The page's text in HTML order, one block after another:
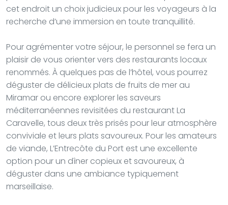
cet endroit un choix judicieux pour les voyageurs à la
recherche d’une immersion en toute tranquillité.
Pour agrémenter votre séjour, le personnel se fera un
plaisir de vous orienter vers des restaurants locaux
renommés. À quelques pas de l’hôtel, vous pourrez
déguster de délicieux plats de fruits de mer au
Miramar ou encore explorer les saveurs
méditerranéennes revisitées du restaurant La
Caravelle, tous deux très prisés pour leur atmosphère
conviviale et leurs plats savoureux. Pour les amateurs
de viande, L’Entrecôte du Port est une excellente
option pour un dîner copieux et savoureux, à
déguster dans une ambiance typiquement
marseillaise.